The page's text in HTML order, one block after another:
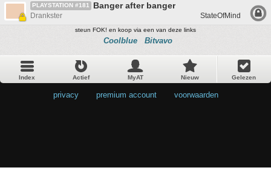
PLAYSTATION #181 Banger after banger
Drankster StateOfMind
steun FOK! en koop via een van deze links
Coolblue Bitvavo
Index Actief MyAT Nieuw Gelezen
privacy premium account voorwaarden